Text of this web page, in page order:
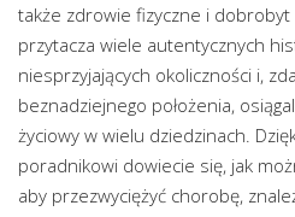
także zdrowie fizyczne i
przytacza wiele autentycznych
niesprzyjających okoliczności i,
beznadziejnego położenia,
życiowy w wielu dziedzinach.
poradnikowi dowiecie się, jak
aby przezwyciężyć chorobę,